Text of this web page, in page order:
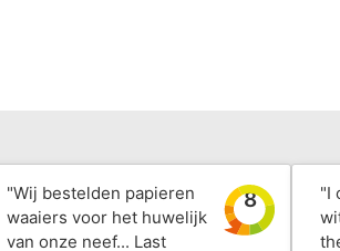
"Wij bestelden papieren
waaiers voor het huwelijk
van onze neef... Last
8
"I